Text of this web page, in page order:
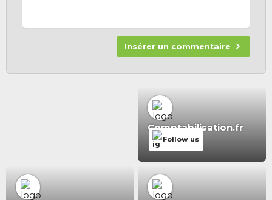
Insérer un commentaire
Comptabilisation.fr
Follow us